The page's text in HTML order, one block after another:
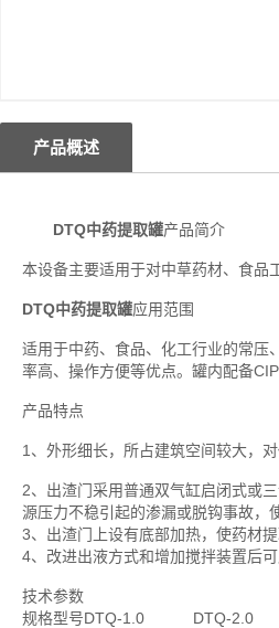
产品概述
DTQ中药提取罐产品简介
本设备主要适用于对中草药材、食品
DTQ中药提取罐应用范围
适用于中药、食品、化工行业的常压
率高、操作方便等优点。罐内配备
产品特点
1、外形细长，所占建筑空间较大，
2、出渣门采用普通双气缸启闭式或
源压力不稳引起的渗漏或脱钩事故，
3、出渣门上设有底部加热，使药材提
4、改进出液方式和增加搅拌装置后可
技术参数
规格型号DTQ-1.0 DTQ-